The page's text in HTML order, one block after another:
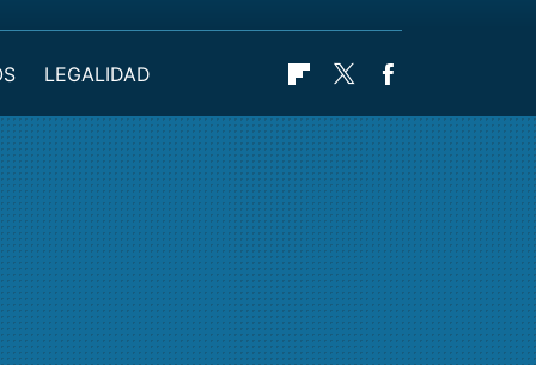
LEGALIDAD Flipboard
Twitter